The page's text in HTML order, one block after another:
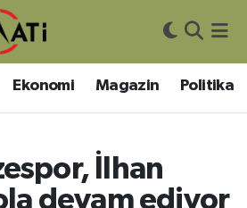
Ekonomi Magazin Politika
İlhan
devam ediyor
Durumu ve Fikstür